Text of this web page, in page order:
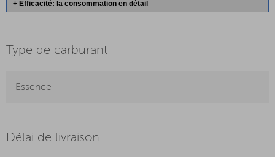
+ Efficacité: la consommation en détail
Type de carburant
Essence
Délai de livraison